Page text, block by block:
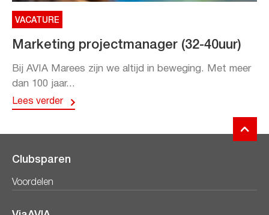
VACATURE
Marketing projectmanager (32-40uur)
Bij AVIA Marees zijn we altijd in beweging. Met meer
dan 100 jaar...
Lees verder
Clubsparen
Voordelen